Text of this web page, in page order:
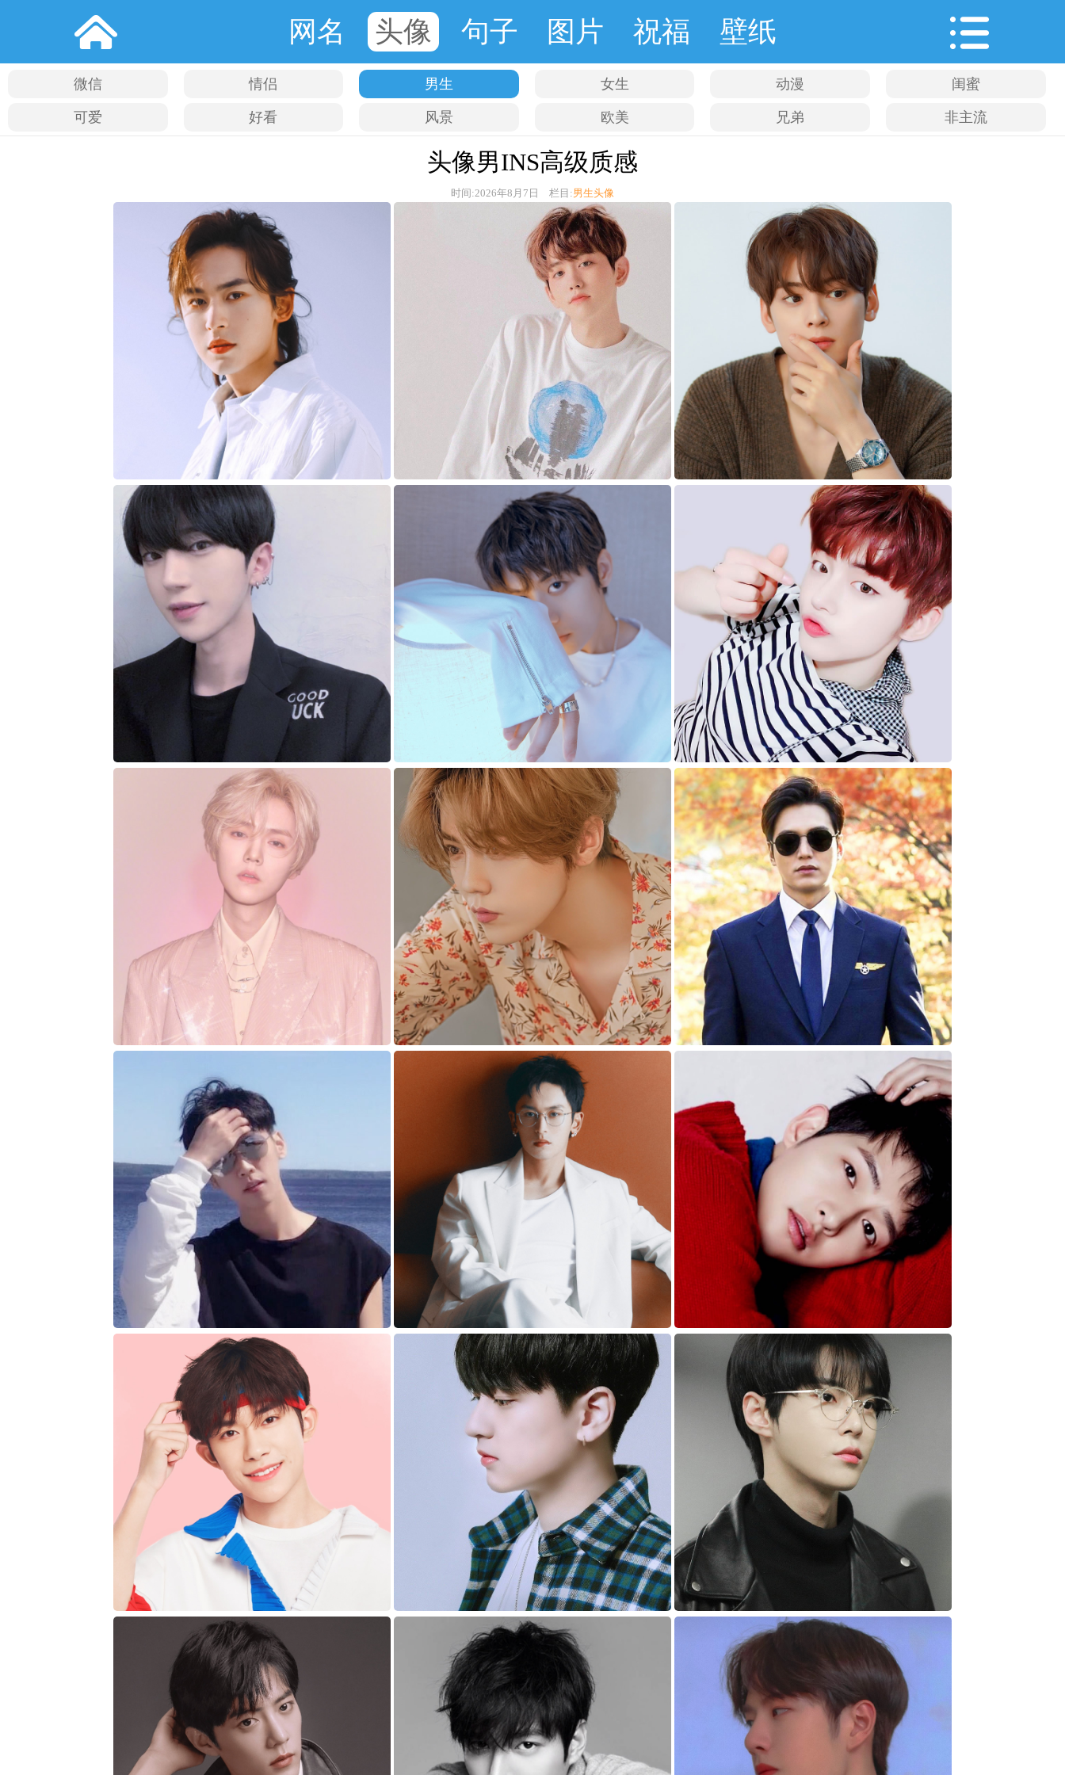
网名 头像 句子 图片 祝福 壁纸
微信 情侣 男生 女生 动漫 闺蜜
可爱 好看 风景 欧美 兄弟 非主流
头像男INS高级质感
时间:2026年8月7日 栏目:男生头像